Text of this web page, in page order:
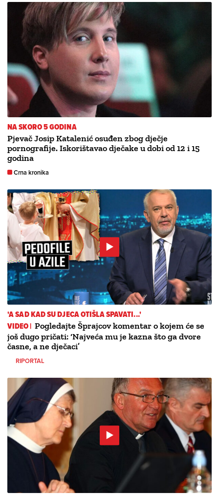
NA SKORO 5 GODINA
Pjevač Josip Katalenić osuđen zbog dječje
pornografije. Iskorištavao dječake u dobi od 12 i 15
godina
Crna kronika
'A SAD KAD SU DJECA OTIŠLA SPAVATI...'
VIDEO | Pogledajte Šprajcov komentar o kojem će se
još dugo pričati: ‘Najveća mu je kazna što ga dvore
časne, a ne dječaci’
RIPORTAL